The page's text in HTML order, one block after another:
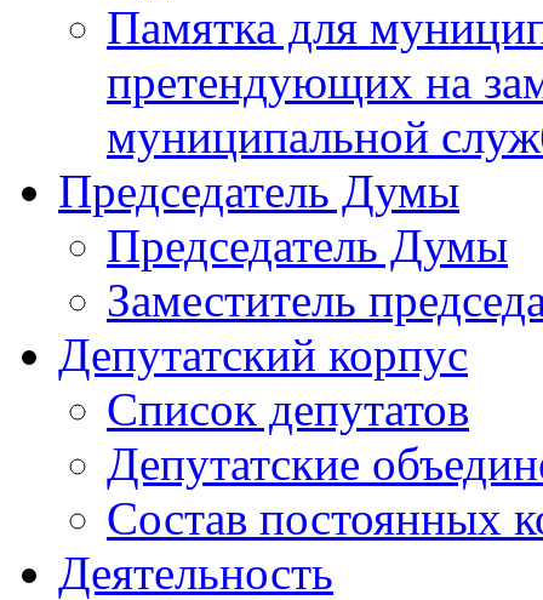
Памятка для
претендующих на
муниципальной
Председатель Думы
Председатель Думы
Заместитель
Депутатский корпус
Список депутатов
Депутатские
Состав постоянных
Деятельность